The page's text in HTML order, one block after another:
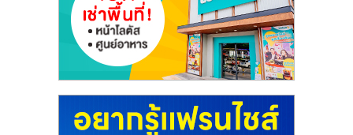
ไชส์,